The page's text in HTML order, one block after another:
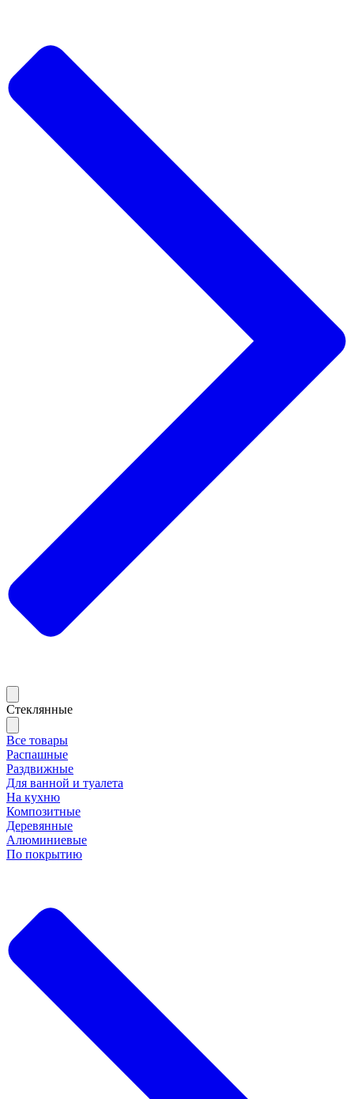
Стеклянные
Все товары
Распашные
Раздвижные
Для ванной и туалета
На кухню
Композитные
Деревянные
Алюминиевые
По покрытию